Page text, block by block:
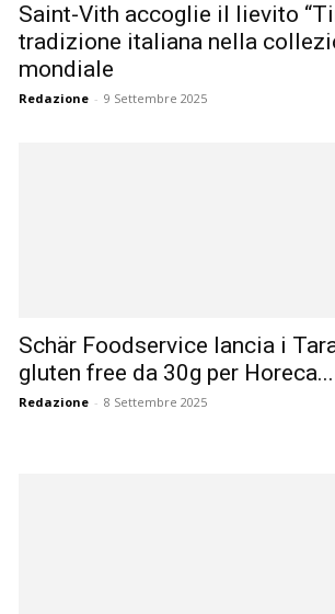
Saint-Vith accoglie il lievito
tradizione italiana nella
mondiale
Redazione - 9 Settembre 2025
Schär Foodservice lancia i
gluten free da 30g per Horeca...
Redazione - 8 Settembre 2025